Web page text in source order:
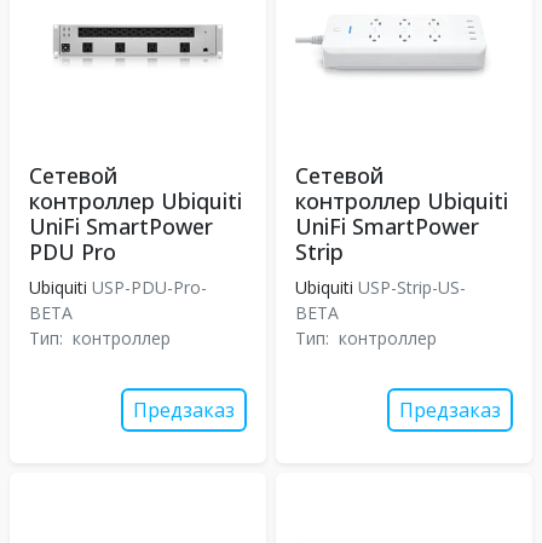
Сетевой
контроллер Ubiquiti
UniFi SmartPower
PDU Pro
Ubiquiti USP-PDU-Pro-
BETA
Тип: контроллер
Предзаказ
Сетевой
контроллер Ubiquiti
UniFi SmartPower
Strip
Ubiquiti USP-Strip-US-
BETA
Тип: контроллер
Предзаказ